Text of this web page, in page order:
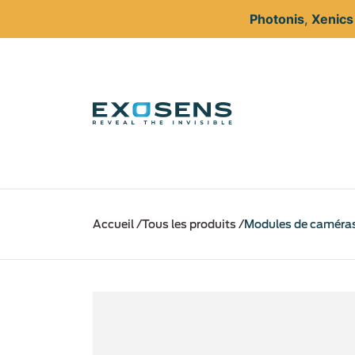
principal
Photonis, Xenics
Accueil Tous les produits Modules de